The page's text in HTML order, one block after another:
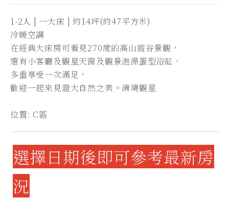
1-2人 | 一大床 | 約14坪(約47平方米)
冷暖空調
在經典大床房可看見270度的高山縱谷景觀，
還有小客廳及觀星天窗及觀景泡澡蛋型浴缸，
多重享受一次滿足，
歡迎一起來見證大自然之美。清境觀星
位置: C區
選擇日期後即可參考最新房
況